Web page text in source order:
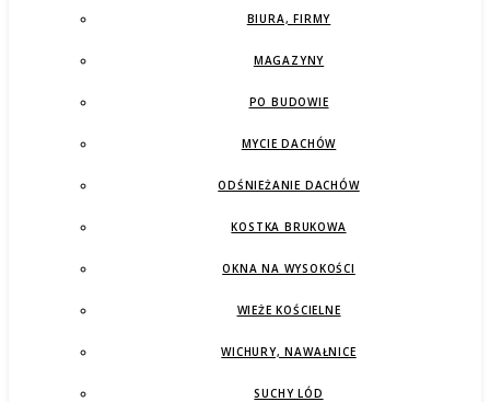
BIURA, FIRMY
MAGAZYNY
PO BUDOWIE
MYCIE DACHÓW
ODŚNIEŻANIE DACHÓW
KOSTKA BRUKOWA
OKNA NA WYSOKOŚCI
WIEŻE KOŚCIELNE
WICHURY, NAWAŁNICE
SUCHY LÓD